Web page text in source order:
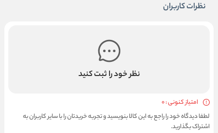
نظرات کاربران
نظر خود را ثبت کنید
امتیاز کنونی : 0
لطفا دیدگاه خود را راجع به این کالا بنویسید و تجربه خریدتان را با سایر کاربران به
اشتراک بگذارید.